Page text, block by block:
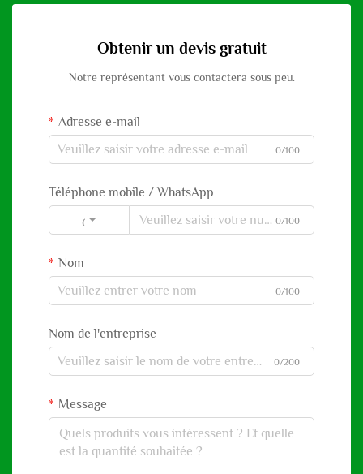
Obtenir un devis gratuit
Notre représentant vous contactera sous peu.
Adresse e-mail
0/100
Téléphone mobile / WhatsApp
Code 0/100
Nom
0/100
Nom de l'entreprise
0/200
Message